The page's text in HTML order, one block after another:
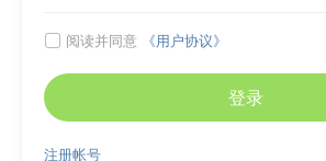
 阅读并同意 《用户协议》
登录
注册帐号